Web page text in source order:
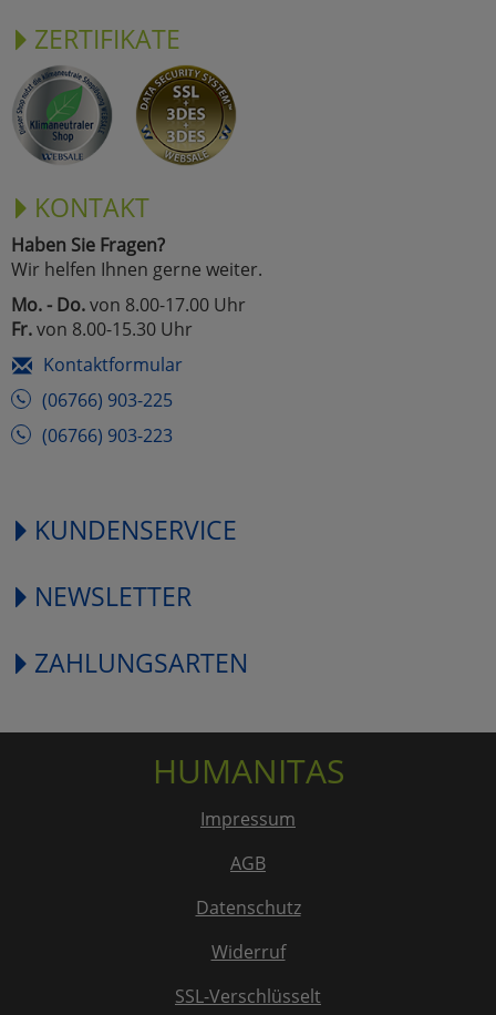
ZERTIFIKATE
KONTAKT
Haben Sie Fragen?
Wir helfen Ihnen gerne weiter.
Mo. - Do.von 8.00-17.00 Uhr
Fr.von 8.00-15.30 Uhr
Kontaktformular
(06766) 903-225
(06766) 903-223
KUNDENSERVICE
NEWSLETTER
ZAHLUNGSARTEN
HUMANITAS
Impressum
AGB
Datenschutz
Widerruf
SSL-Verschlüsselt